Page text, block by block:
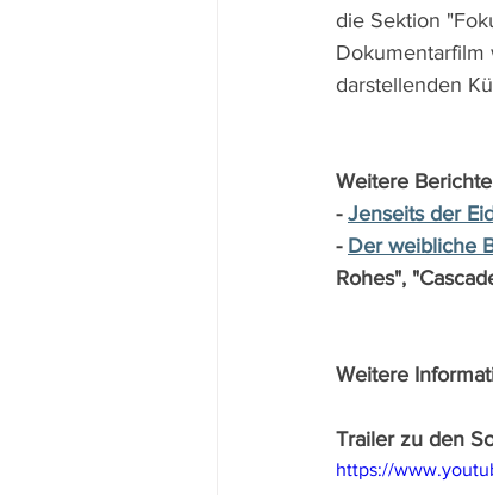
die Sektion
Dokumentarfilm
darstellenden
Weitere
- Jenseits der
- Der weibliche
Rohes",
Weitere
Trailer zu den
https://